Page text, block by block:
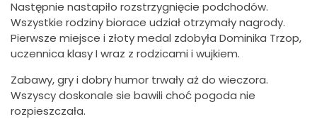
Następnie nastapiło rozstrzygnięcie podchodów.
Wszystkie rodziny biorace udział otrzymały nagrody.
Pierwsze miejsce i złoty medal zdobyła Dominika Trzop,
uczennica klasy I wraz z rodzicami i wujkiem.
Zabawy, gry i dobry humor trwały aż do wieczora.
Wszyscy doskonale sie bawili choć pogoda nie
rozpieszczała.